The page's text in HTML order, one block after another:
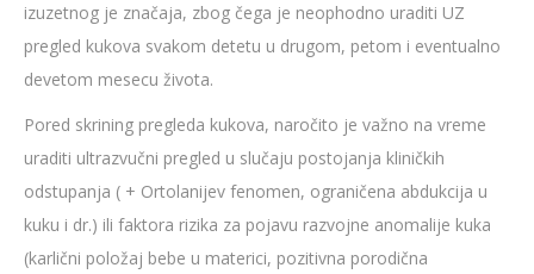
izuzetnog je značaja, zbog čega je neophodno uraditi UZ
pregled kukova svakom detetu u drugom, petom i eventualno
devetom mesecu života.
Pored skrining pregleda kukova, naročito je važno na vreme
uraditi ultrazvučni pregled u slučaju postojanja kliničkih
odstupanja ( + Ortolanijev fenomen, ograničena abdukcija u
kuku i dr.) ili faktora rizika za pojavu razvojne anomalije kuka
(karlični položaj bebe u materici, pozitivna porodična